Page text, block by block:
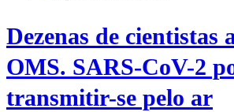
Dezenas de cientistas
OMS. SARS-CoV-2
transmitir-se pelo ar